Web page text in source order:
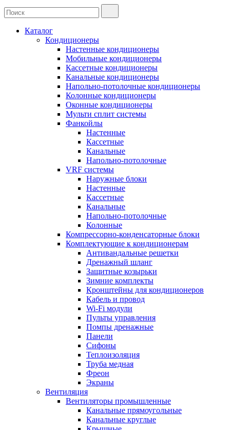
Каталог
Кондиционеры
Настенные кондиционеры
Мобильные кондиционеры
Кассетные кондиционеры
Канальные кондиционеры
Напольно-потолочные кондиционеры
Колонные кондиционеры
Оконные кондиционеры
Мульти сплит системы
Фанкойлы
Настенные
Кассетные
Канальные
Напольно-потолочные
VRF системы
Наружные блоки
Настенные
Кассетные
Канальные
Напольно-потолочные
Колонные
Компрессорно-конденсаторные блоки
Комплектующие к кондиционерам
Антивандальные решетки
Дренажный шланг
Защитные козырьки
Зимние комплекты
Кронштейны для кондиционеров
Кабель и провод
Wi-Fi модули
Пульты управления
Помпы дренажные
Панели
Сифоны
Теплоизоляция
Труба медная
Фреон
Экраны
Вентиляция
Вентиляторы промышленные
Канальные прямоугольные
Канальные круглые